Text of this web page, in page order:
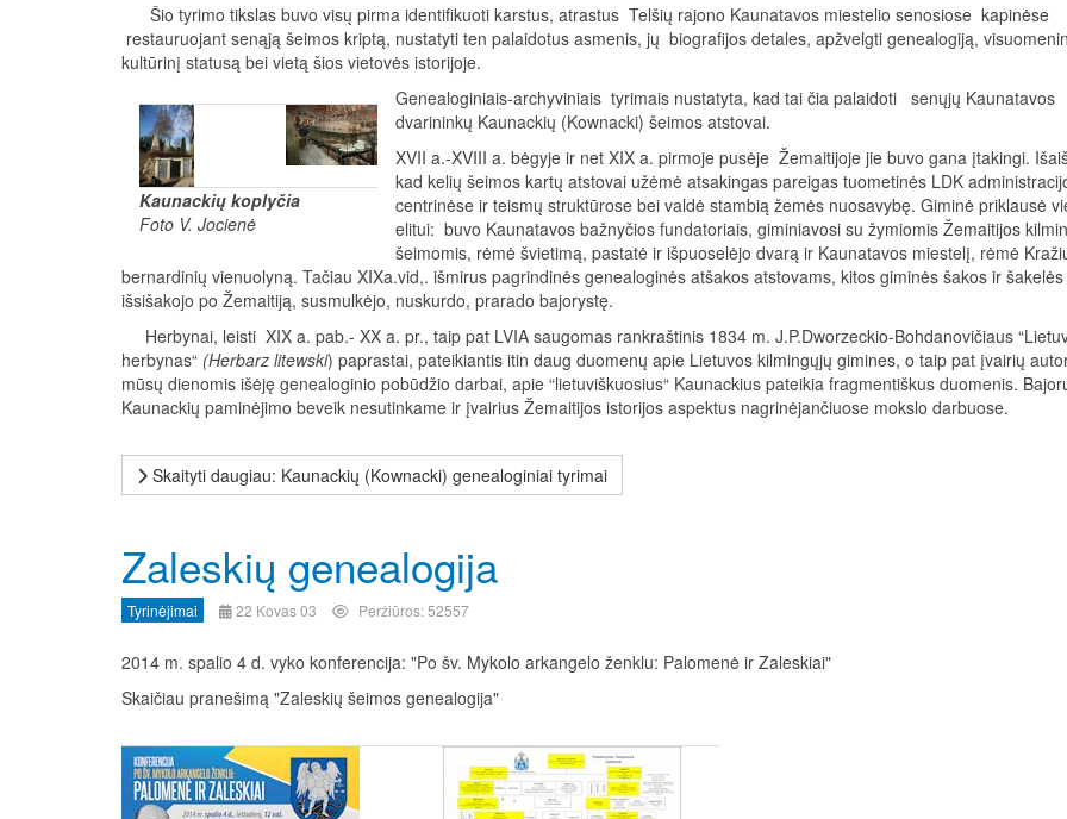
Šio tyrimo tikslas buvo visų pirma identifikuoti karstus, atrastus Telšių rajono Kaunatavos miestelio senosiose kapinėse
restauruojant senąją šeimos kriptą, nustatyti ten palaidotus asmenis, jų biografijos detales, apžvelgti genealogiją,
kultūrinį statusą bei vietą šios vietovės istorijoje.
Kaunackių koplyčia
Foto V. Jocienė
Genealoginiais-archyviniais tyrimais nustatyta, kad tai čia palaidoti senųjų Kaunatavos
dvarininkų Kaunackių (Kownacki) šeimos atstovai.
XVII a.-XVIII a. bėgyje ir net XIX a. pirmoje pusėje Žemaitijoje jie buvo gana įtakingi.
kad kelių šeimos kartų atstovai užėmė atsakingas pareigas tuometinės LDK
centrinėse ir teismų struktūrose bei valdė stambią žemės nuosavybę. Giminė priklausė
elitui: buvo Kaunatavos bažnyčios fundatoriais, giminiavosi su žymiomis Žemaitijos
šeimomis, rėmė švietimą, pastatė ir išpuoselėjo dvarą ir Kaunatavos miestelį, rėmė
bernardinių vienuolyną. Tačiau XIXa.vid,. išmirus pagrindinės genealoginės atšakos atstovams, kitos giminės šakos ir šakelės
išsišakojo po Žemaitiją, susmulkėjo, nuskurdo, prarado bajorystę.
Herbynai, leisti XIX a. pab.- XX a. pr., taip pat LVIA saugomas rankraštinis 1834 m. J.P.Dworzeckio-Bohdanovičiaus
herbynas“ (Herbarz litewski) paprastai, pateikiantis itin daug duomenų apie Lietuvos kilmingųjų gimines, o taip pat įvairių
mūsų dienomis išėję genealoginio pobūdžio darbai, apie “lietuviškuosius“ Kaunackius pateikia fragmentiškus duomenis.
Kaunackių paminėjimo beveik nesutinkame ir įvairius Žemaitijos istorijos aspektus nagrinėjančiuose mokslo darbuose.
Skaityti daugiau: Kaunackių (Kownacki) genealoginiai tyrimai
Zaleskių genealogija
Tyrinėjimai 22 Kovas 03 Peržiūros: 52557
2014 m. spalio 4 d. vyko konferencija: "Po šv. Mykolo arkangelo ženklu: Palomenė ir Zaleskiai"
Skaičiau pranešimą "Zaleskių šeimos genealogija"